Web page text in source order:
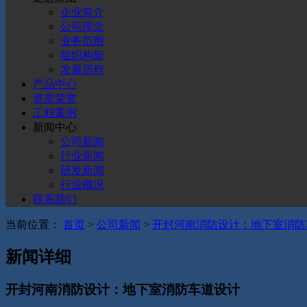
企业简介
公司理念
业务范围
组织构架
发展历程
产品中心
资质荣誉
工程案例
新闻中心
公司新闻
行业新闻
研发新闻
行业概况
联系我们
当前位置： 首页 > 公司新闻 > 开封河南消防设计：地下室消
新闻详细
开封河南消防设计：地下室消防车道设计